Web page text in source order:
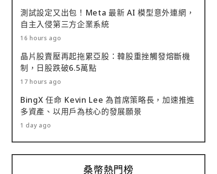
測試設定又出包！Meta 最新 AI 模型意外連網，
自主入侵第三方企業系統
16 hours ago
晶片股賣壓再起拖累亞股：韓股重挫觸發熔斷機
制，日股跌破6.5萬點
17 hours ago
BingX 任命 Kevin Lee 為首席策略長，加速推進
多資產、以用戶為核心的發展願景
1 day ago
桑幣熱門榜